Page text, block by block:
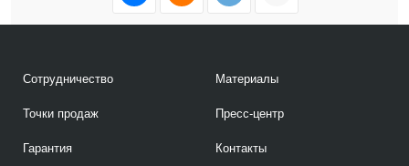
Сотрудничество
Точки продаж
Гарантия
Материалы
Пресс-центр
Контакты